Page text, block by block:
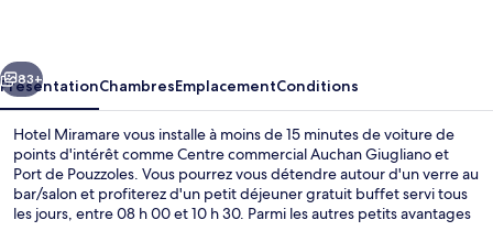
Suivant
83+
PrésentationChambresEmplacementConditions
Hotel Miramare vous installe à moins de 15 minutes de voiture de
points d'intérêt comme Centre commercial Auchan Giugliano et
Port de Pouzzoles. Vous pourrez vous détendre autour d'un verre au
bar/salon et profiterez d'un petit déjeuner gratuit buffet servi tous
les jours, entre 08 h 00 et 10 h 30. Parmi les autres petits avantages